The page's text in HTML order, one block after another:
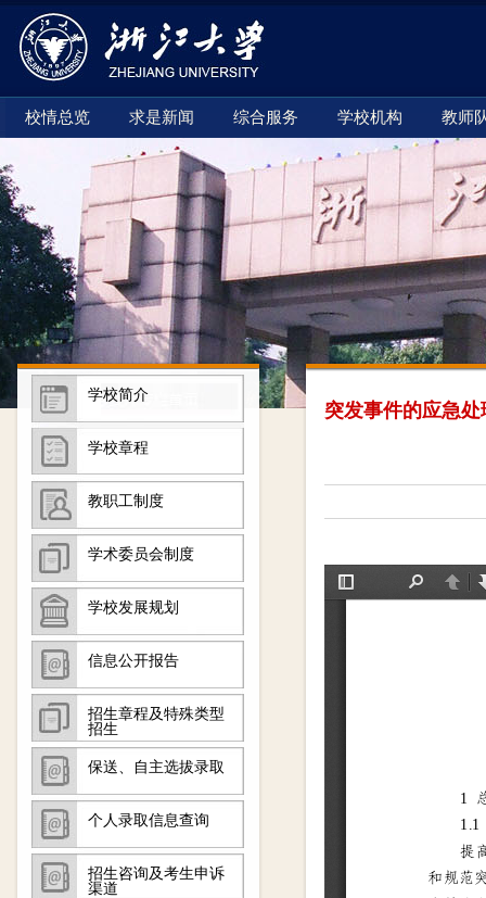
校情总览 求是新闻 综合服务 学校机构 教师
学校简介
学校章程
教职工制度
学术委员会制度
学校发展规划
信息公开报告
招生章程及特殊类型
招生
保送、自主选拔录取
个人录取信息查询
招生咨询及考生申诉
渠道
突发事件的应急处